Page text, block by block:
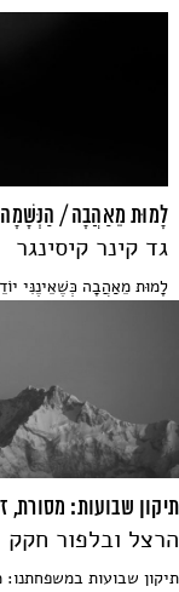
לָמוּת מֵאַהֲבָה / הַנְּשָׁמָה
גד קינר קיסינגר
לָמוּת מֵאַהֲבָה כְּשֶׁאֵינֶנִּי
תיקון שבועות: מסורת,
הרצל ובלפור חקק
תיקון שבועות